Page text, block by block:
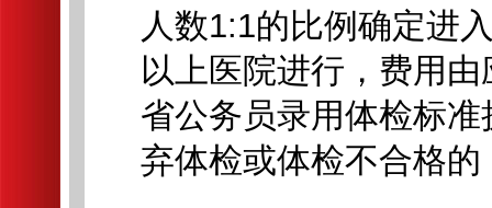
人数1:1的比例确定进
以上医院进行，费用
省公务员录用体检标
弃体检或体检不合格